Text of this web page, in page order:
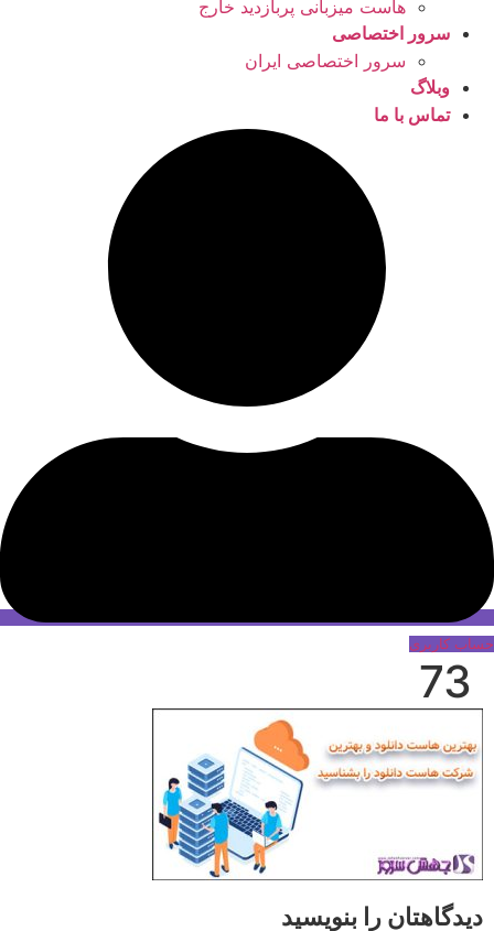
هاست میزبانی پربازدید خارج
سرور اختصاصی
سرور اختصاصی ایران
وبلاگ
تماس با ما
حساب کاربری
73
دیدگاهتان را بنویسید